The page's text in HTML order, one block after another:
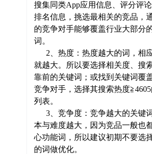
搜集同类App应用信息、评分评
排名信息，挑选最相关的竞品，
的竞争对手能够覆盖行业大部分
词。
2、热度：热度越大的词，相
就越大。所以要选择相关度、搜
靠前的关键词；或找到关键词覆
竞争对手，选择其搜索热度
列表。
3、竞争度：竞争越大的关键
本与难度越大，因为竞品一般也
心功能词，所以建议初期不要选
的词做优化。